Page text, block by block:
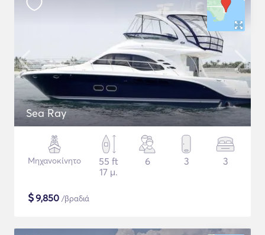
Sea Ray
Μηχανοκίνητο
55 ft
17 μ.
6 3 3
$9,850 /βραδιά